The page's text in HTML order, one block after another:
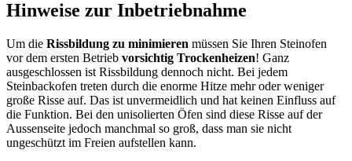
Hinweise zur Inbetriebnahme
Um die Rissbildung zu minimieren müssen Sie Ihren Steinofen
vor dem ersten Betrieb vorsichtig Trockenheizen! Ganz
ausgeschlossen ist Rissbildung dennoch nicht. Bei jedem
Steinbackofen treten durch die enorme Hitze mehr oder weniger
große Risse auf. Das ist unvermeidlich und hat keinen Einfluss auf
die Funktion. Bei den unisolierten Öfen sind diese Risse auf der
Aussenseite jedoch manchmal so groß, dass man sie nicht
ungeschützt im Freien aufstellen kann.